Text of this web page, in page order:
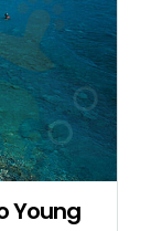
Young